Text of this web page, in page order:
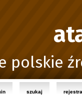
polskie
szukaj